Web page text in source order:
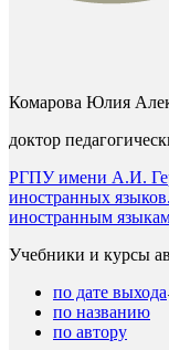
Комарова Юлия
доктор
РГПУ имени А.И.
иностранных
иностранным
Учебники и курсы
по дате выхода
по названию
по автору